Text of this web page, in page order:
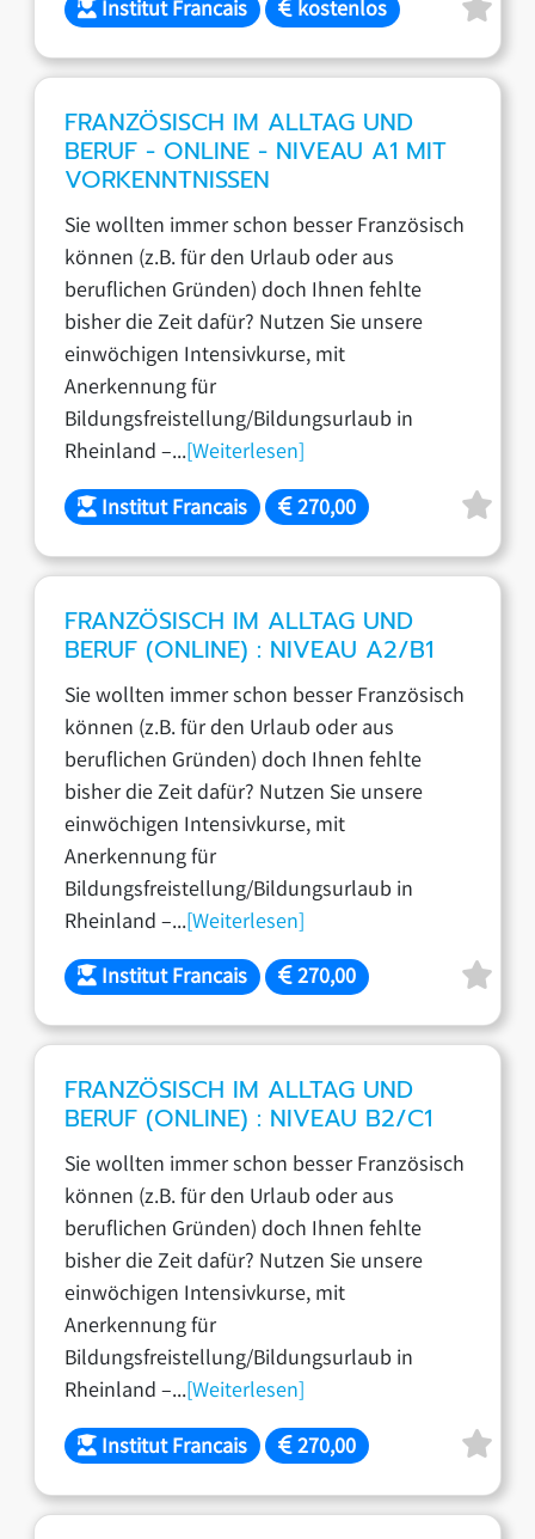
Institut Francais kostenlos
FRANZÖSISCH IM ALLTAG UND
BERUF - ONLINE - NIVEAU A1 MIT
VORKENNTNISSEN
Sie wollten immer schon besser Französisch
können (z.B. für den Urlaub oder aus
beruflichen Gründen) doch Ihnen fehlte
bisher die Zeit dafür? Nutzen Sie unsere
einwöchigen Intensivkurse, mit
Anerkennung für
Bildungsfreistellung/Bildungsurlaub in
Rheinland –...[Weiterlesen]
Institut Francais
270,00
FRANZÖSISCH IM ALLTAG UND
BERUF (ONLINE) : NIVEAU A2/B1
Sie wollten immer schon besser Französisch
können (z.B. für den Urlaub oder aus
beruflichen Gründen) doch Ihnen fehlte
bisher die Zeit dafür? Nutzen Sie unsere
einwöchigen Intensivkurse, mit
Anerkennung für
Bildungsfreistellung/Bildungsurlaub in
Rheinland –...[Weiterlesen]
Institut Francais
270,00
FRANZÖSISCH IM ALLTAG UND
BERUF (ONLINE) : NIVEAU B2/C1
Sie wollten immer schon besser Französisch
können (z.B. für den Urlaub oder aus
beruflichen Gründen) doch Ihnen fehlte
bisher die Zeit dafür? Nutzen Sie unsere
einwöchigen Intensivkurse, mit
Anerkennung für
Bildungsfreistellung/Bildungsurlaub in
Rheinland –...[Weiterlesen]
Institut Francais
270,00